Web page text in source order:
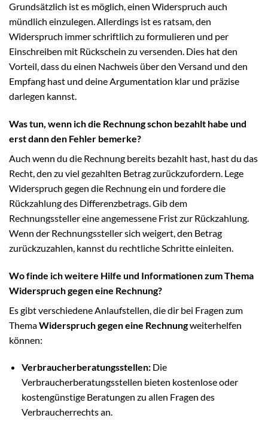
Grundsätzlich ist es möglich, einen Widerspruch auch
mündlich einzulegen. Allerdings ist es ratsam, den
Widerspruch immer schriftlich zu formulieren und per
Einschreiben mit Rückschein zu versenden. Dies hat den
Vorteil, dass du einen Nachweis über den Versand und den
Empfang hast und deine Argumentation klar und präzise
darlegen kannst.
Was tun, wenn ich die Rechnung schon bezahlt habe und
erst dann den Fehler bemerke?
Auch wenn du die Rechnung bereits bezahlt hast, hast du das
Recht, den zu viel gezahlten Betrag zurückzufordern. Lege
Widerspruch gegen die Rechnung ein und fordere die
Rückzahlung des Differenzbetrags. Gib dem
Rechnungssteller eine angemessene Frist zur Rückzahlung.
Wenn der Rechnungssteller sich weigert, den Betrag
zurückzuzahlen, kannst du rechtliche Schritte einleiten.
Wo finde ich weitere Hilfe und Informationen zum Thema
Widerspruch gegen eine Rechnung?
Es gibt verschiedene Anlaufstellen, die dir bei Fragen zum
ThemaWiderspruch gegen eine Rechnungweiterhelfen
können:
Verbraucherberatungsstellen:Die
Verbraucherberatungsstellen bieten kostenlose oder
kostengünstige Beratungen zu allen Fragen des
Verbraucherrechts an.